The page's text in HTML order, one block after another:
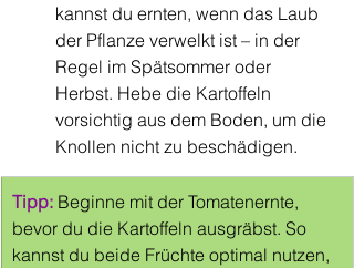
kannst du ernten, wenn das Laub
der Pflanze verwelkt ist – in der
Regel im Spätsommer oder
Herbst. Hebe die Kartoffeln
vorsichtig aus dem Boden, um die
Knollen nicht zu beschädigen.
Tipp: Beginne mit der Tomatenernte,
bevor du die Kartoffeln ausgräbst. So
kannst du beide Früchte optimal nutzen,